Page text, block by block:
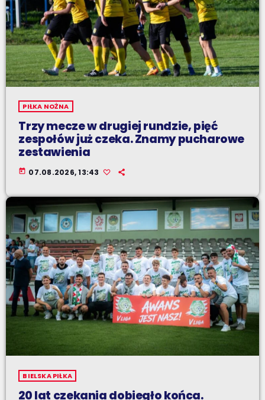
PIŁKA NOŻNA
Trzy mecze w drugiej rundzie, pięć
zespołów już czeka. Znamy pucharowe
zestawienia
today 07.08.2026, 13:43
BIELSKA PIŁKA
20 lat czekania dobiegło końca.